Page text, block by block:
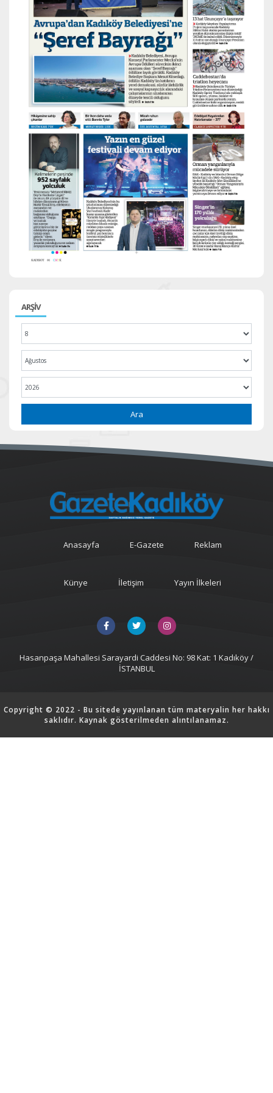
ARŞİV
Ara
Anasayfa E-Gazete Reklam
Künye İletişim Yayın İlkeleri
Hasanpaşa Mahallesi Sarayardi Caddesi No: 98 Kat: 1 Kadıköy /
İSTANBUL
Copyright © 2022 - Bu sitede yayınlanan tüm materyalin her hakkı
saklıdır. Kaynak gösterilmeden alıntılanamaz.